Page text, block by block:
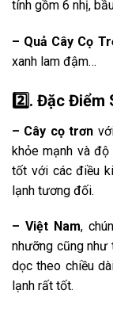
tính gồm 6 nhị,
– Quả Cây Cọ
xanh lam đậm…
2️⃣. Đặc Điểm
– Cây cọ trơn
khỏe mạnh và
tốt với các điều
lạnh tương đối.
– Việt Nam,
nhưỡng cũng như
dọc theo chiều
lạnh rất tốt.